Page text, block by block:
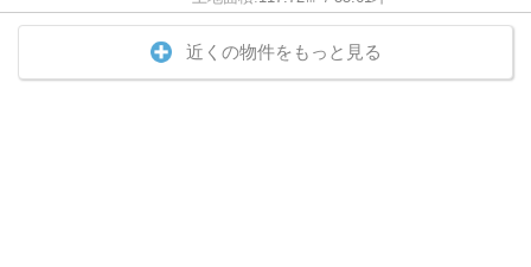
近くの物件をもっと見る